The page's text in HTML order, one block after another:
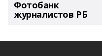
Фотобанк
журналистов РБ